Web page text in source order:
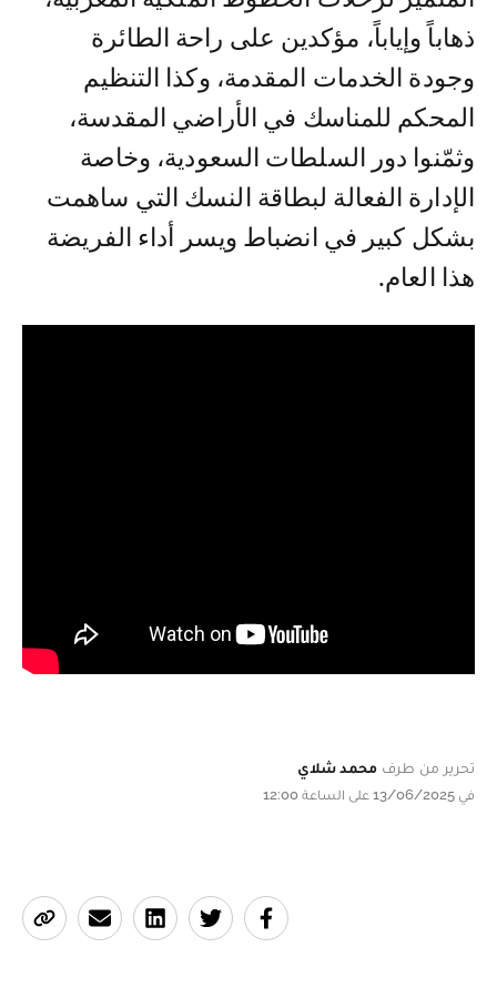
ذهاباً وإياباً، مؤكدين على راحة الطائرة
وجودة الخدمات المقدمة، وكذا التنظيم
المحكم للمناسك في الأراضي المقدسة،
وثمّنوا دور السلطات السعودية، وخاصة
الإدارة الفعالة لبطاقة النسك التي ساهمت
بشكل كبير في انضباط ويسر أداء الفريضة
هذا العام.
تحرير من طرف محمد شلاي
في 13/06/2025 على الساعة 12:00